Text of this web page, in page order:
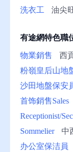
洗衣工
油尖
有途網特色職
物業銷售
西
粉嶺皇后山地
沙田地盤保安
首饰銷售Sales
Receptionist/
Sommelier
中
办公室保洁員